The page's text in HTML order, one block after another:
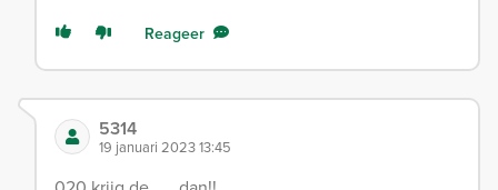
Reageer
5314
19 januari 2023 13:45